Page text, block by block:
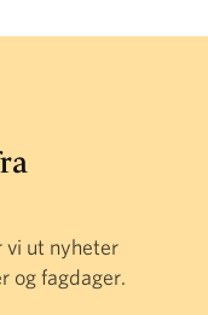
vi ut nyheter
og fagdager.